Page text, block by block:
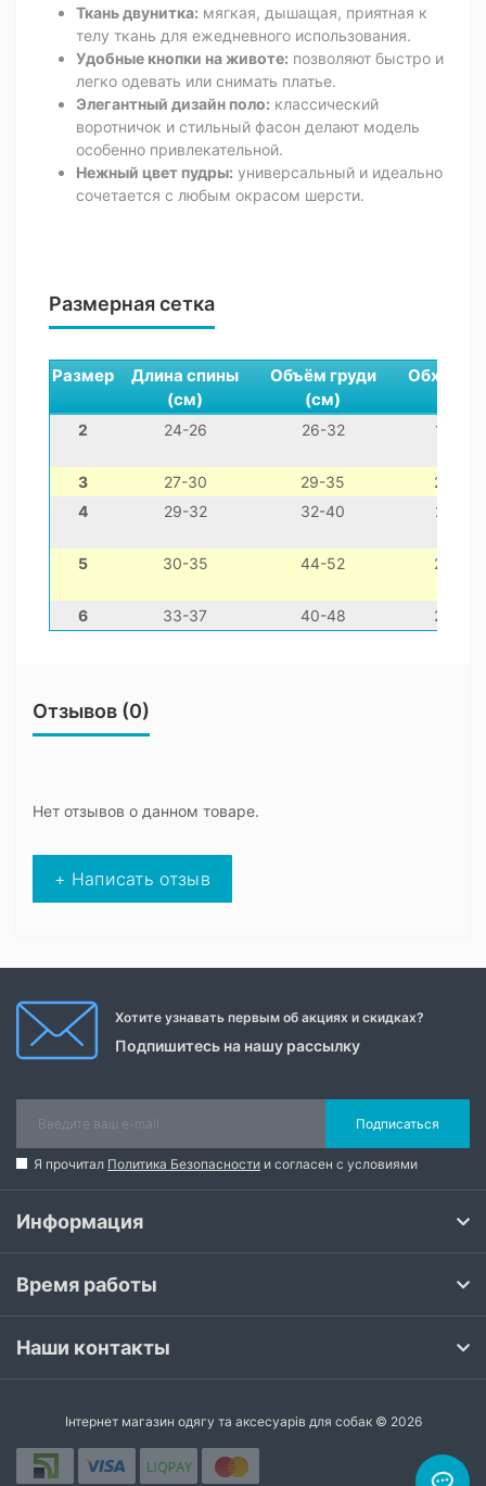
Ткань двунитка: мягкая, дышащая, приятная к
телу ткань для ежедневного использования.
Удобные кнопки на животе: позволяют быстро и
легко одевать или снимать платье.
Элегантный дизайн поло: классический
воротничок и стильный фасон делают модель
особенно привлекательной.
Нежный цвет пудры: универсальный и идеально
сочетается с любым окрасом шерсти.
Размерная сетка
Размер
Длина спины
(см)
Объём груди
(см)
Обхват
2 24-26 26-32 16-26
3 27-30 29-35
20-30
4
29-32 32-40 22-32
5 30-35 44-52 28-38
6 33-37 40-48 26-36
Отзывов (0)
Нет отзывов о данном товаре.
+ Написать отзыв
Хотите узнавать первым об акциях и скидках?
Подпишитесь на нашу рассылку
Подписаться
Я прочитал Политика Безопасности и согласен с условиями
Информация
Время работы
Наши контакты
Інтернет магазин одягу та аксесуарів для собак © 2026